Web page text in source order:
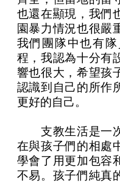
也還在顯現，我們
園暴力情況也很嚴
我們團隊中也有
程，我認為十分有
響也很大，希望孩
認識到自己的所作
更好的自己。
支教生活是一次
在與孩子們的相處
學會了用更加包容
不易。孩子們純真